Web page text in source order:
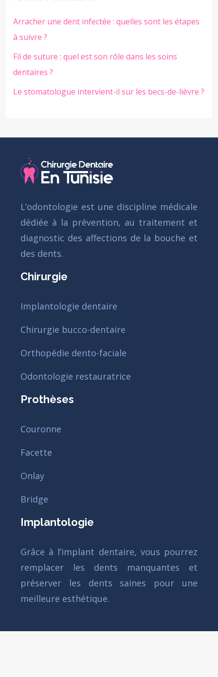
Arracher une dent infectée : quelles sont les étapes
à suivre ?
Fil de suture : quel est son rôle dans les soins
dentaires ?
Le stomatologue intervient-il sur les becs-de-lièvre ?
L’odontologie est une discipline médicale
dédiée à la prévention, au traitement et
diagnostic des affections de la bouche et
des dents.
Chirurgie
Implantologie dentaire
Chirurgie bucco-dentaire
Orthopédie dento-faciale
Odontologie restauratrice
Prothèses
Couronne
Facette
Onlay
Bridge
Implantologie
Grâce à l’implant dentaire, vous pourrez
remplacer les dents manquantes et
préserver les dents saines pour une
meilleure esthétique.
Comment détecter et traiter un problème des